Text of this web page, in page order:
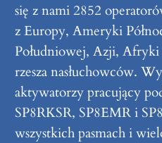
się z nami 2852
z Europy, Ameryki
Południowej, Azji, Afryki
rzesza nasłuchowców.
aktywatorzy pracujący
SP8RKSR, SP8EMR i
wszystkich pasmach i